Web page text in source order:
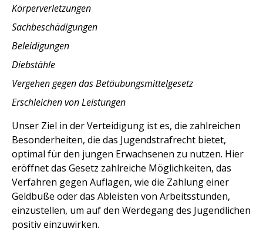
Körperverletzungen
Sachbeschädigungen
Beleidigungen
Diebstähle
Vergehen gegen das Betäubungsmittelgesetz
Erschleichen von Leistungen
Unser Ziel in der Verteidigung ist es, die zahlreichen
Besonderheiten, die das Jugendstrafrecht bietet,
optimal für den jungen Erwachsenen zu nutzen. Hier
eröffnet das Gesetz zahlreiche Möglichkeiten, das
Verfahren gegen Auflagen, wie die Zahlung einer
Geldbuße oder das Ableisten von Arbeitsstunden,
einzustellen, um auf den Werdegang des Jugendlichen
positiv einzuwirken.